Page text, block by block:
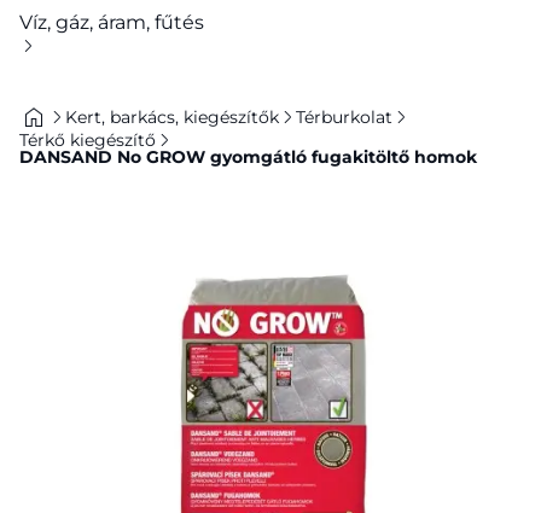
Víz, gáz, áram, fűtés
Kert, barkács, kiegészítők
Térburkolat
Térkő kiegészítő
DANSAND No GROW gyomgátló fugakitöltő homok